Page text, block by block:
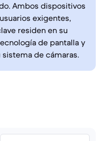
Ambos dispositivos
exigentes,
residen en su
de pantalla y
de cámaras.